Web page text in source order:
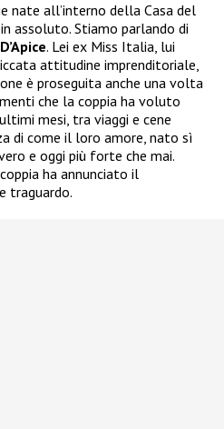
nate all’interno della Casa del
assoluto. Stiamo parlando di
. Lei ex Miss Italia, lui
attitudine imprenditoriale,
è proseguita anche una volta
che la coppia ha voluto
mesi, tra viaggi e cene
di come il loro amore, nato sì
e oggi più forte che mai.
ha annunciato il
traguardo.